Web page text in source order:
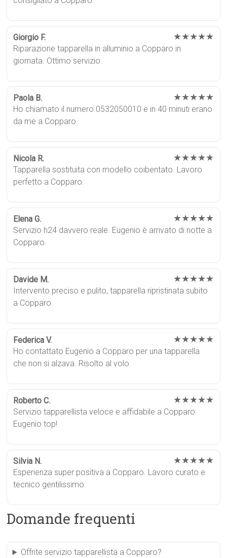
Giorgio F. ★★★★★
Riparazione tapparella in alluminio a Copparo in
giornata. Ottimo servizio.
Paola B. ★★★★★
Ho chiamato il numero 0532050010 e in 40 minuti erano
da me a Copparo.
Nicola R. ★★★★★
Tapparella sostituita con modello coibentato. Lavoro
perfetto a Copparo.
Elena G. ★★★★★
Servizio h24 davvero reale. Eugenio è arrivato di notte a
Copparo.
Davide M. ★★★★★
Intervento preciso e pulito, tapparella ripristinata subito
a Copparo.
Federica V. ★★★★★
Ho contattato Eugenio a Copparo per una tapparella
che non si alzava. Risolto al volo.
Roberto C. ★★★★★
Servizio tapparellista veloce e affidabile a Copparo.
Eugenio top!
Silvia N. ★★★★★
Esperienza super positiva a Copparo. Lavoro curato e
tecnico gentilissimo.
Domande frequenti
Offrite servizio tapparellista a Copparo?